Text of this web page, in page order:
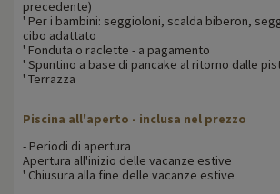
precedente)
' Per i bambini: seggioloni, scalda biberon,
cibo adattato
' Fonduta o raclette - a pagamento
' Spuntino a base di pancake al ritorno dalle
' Terrazza
Piscina all'aperto - inclusa nel prezzo
- Periodi di apertura
Apertura all'inizio delle vacanze estive
' Chiusura alla fine delle vacanze estive